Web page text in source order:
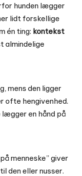
hunden lægger
lidt forskellige
én ting: kontekst
almindelige
mens den ligger
ofte hengivenhed.
lægger en hånd på
menneske” giver
den eller nusser.